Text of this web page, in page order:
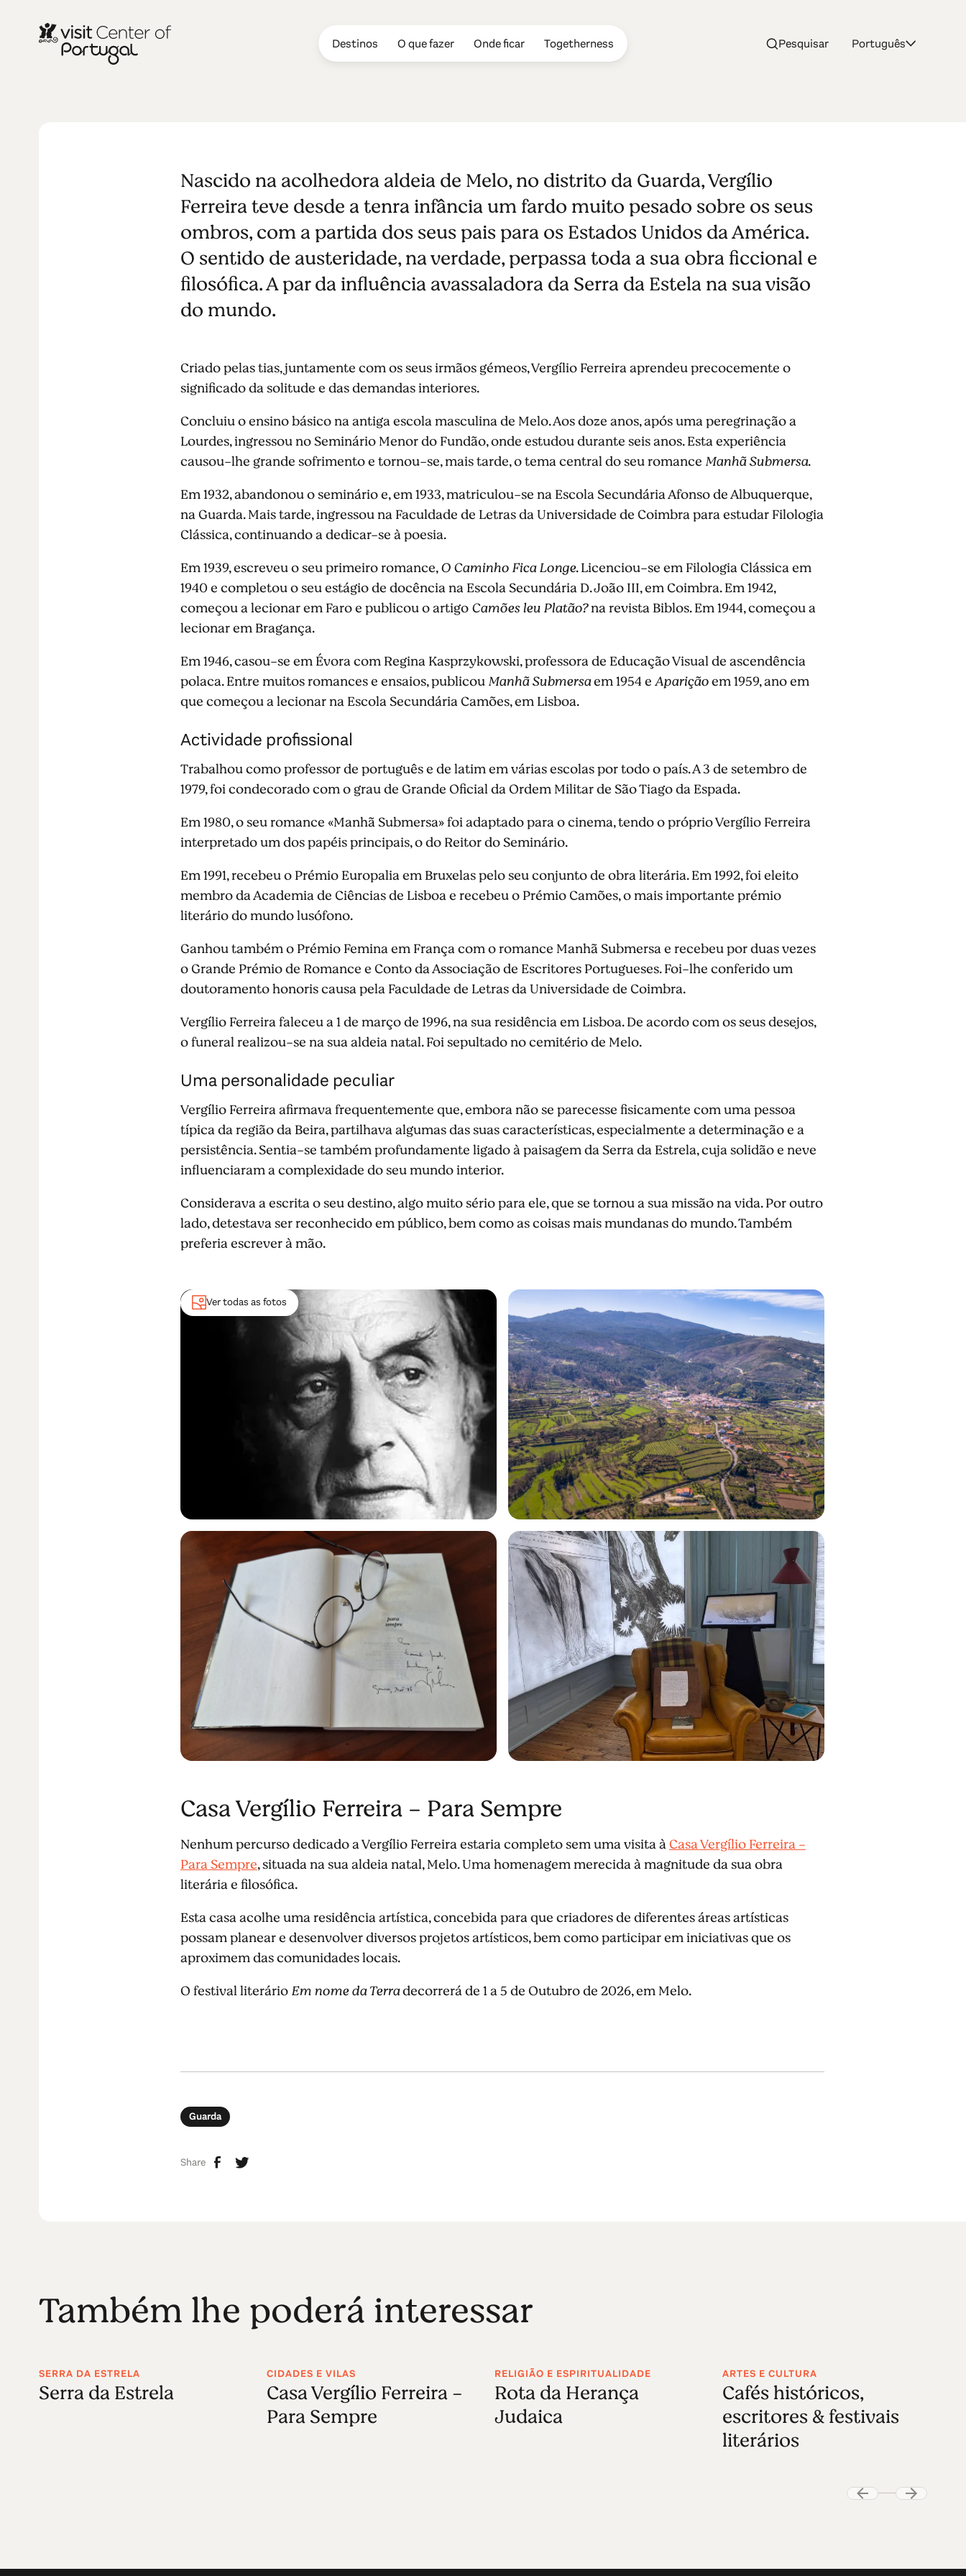
Destinos O que fazer Onde ficar Togetherness Pesquisar Português
Vergílio Ferreira
Nascido na acolhedora aldeia de Melo, no distrito da Guarda, Vergílio
Ferreira teve desde a tenra infância um fardo muito pesado sobre os seus
ombros, com a partida dos seus pais para os Estados Unidos da América.
O sentido de austeridade, na verdade, perpassa toda a sua obra ficcional e
filosófica. A par da influência avassaladora da Serra da Estela na sua visão
do mundo.
Criado pelas tias, juntamente com os seus irmãos gémeos, Vergílio Ferreira aprendeu precocemente o
significado da solitude e das demandas interiores.
Concluiu o ensino básico na antiga escola masculina de Melo. Aos doze anos, após uma peregrinação a
Lourdes, ingressou no Seminário Menor do Fundão, onde estudou durante seis anos. Esta experiência
causou-lhe grande sofrimento e tornou-se, mais tarde, o tema central do seu romance Manhã Submersa.
Em 1932, abandonou o seminário e, em 1933, matriculou-se na Escola Secundária Afonso de Albuquerque,
na Guarda. Mais tarde, ingressou na Faculdade de Letras da Universidade de Coimbra para estudar Filologia
Clássica, continuando a dedicar-se à poesia.
Em 1939, escreveu o seu primeiro romance,O Caminho Fica Longe. Licenciou-se em Filologia Clássica em
1940 e completou o seu estágio de docência na Escola Secundária D. João III, em Coimbra. Em 1942,
começou a lecionar em Faro e publicou o artigoCamões leu Platão?na revista Biblos. Em 1944, começou a
lecionar em Bragança.
Em 1946, casou-se em Évora com Regina Kasprzykowski, professora de Educação Visual de ascendência
polaca. Entre muitos romances e ensaios, publicouManhã Submersaem 1954 eApariçãoem 1959, ano em
que começou a lecionar na Escola Secundária Camões, em Lisboa.
Actividade profissional
Trabalhou como professor de português e de latim em várias escolas por todo o país. A 3 de setembro de
1979, foi condecorado com o grau de Grande Oficial da Ordem Militar de São Tiago da Espada.
Em 1980, o seu romance «Manhã Submersa» foi adaptado para o cinema, tendo o próprio Vergílio Ferreira
interpretado um dos papéis principais, o do Reitor do Seminário.
Em 1991, recebeu o Prémio Europalia em Bruxelas pelo seu conjunto de obra literária. Em 1992, foi eleito
membro da Academia de Ciências de Lisboa e recebeu o Prémio Camões, o mais importante prémio
literário do mundo lusófono.
Ganhou também o Prémio Femina em França com o romance Manhã Submersa e recebeu por duas vezes
o Grande Prémio de Romance e Conto da Associação de Escritores Portugueses. Foi-lhe conferido um
doutoramento honoris causa pela Faculdade de Letras da Universidade de Coimbra.
Vergílio Ferreira faleceu a 1 de março de 1996, na sua residência em Lisboa. De acordo com os seus desejos,
o funeral realizou-se na sua aldeia natal. Foi sepultado no cemitério de Melo.
Uma personalidade peculiar
Vergílio Ferreira afirmava frequentemente que, embora não se parecesse fisicamente com uma pessoa
típica da região da Beira, partilhava algumas das suas características, especialmente a determinação e a
persistência. Sentia-se também profundamente ligado à paisagem da Serra da Estrela, cuja solidão e neve
influenciaram a complexidade do seu mundo interior.
Considerava a escrita o seu destino, algo muito sério para ele, que se tornou a sua missão na vida. Por outro
lado, detestava ser reconhecido em público, bem como as coisas mais mundanas do mundo. Também
preferia escrever à mão.
Ver todas as fotos
Casa Vergílio Ferreira - Para Sempre
Nenhum percurso dedicado a Vergílio Ferreira estaria completo sem uma visita àCasa Vergílio Ferreira -
Para Sempre, situada na sua aldeia natal, Melo. Uma homenagem merecida à magnitude da sua obra
literária e filosófica.
Esta casa acolhe uma residência artística, concebida para que criadores de diferentes áreas artísticas
possam planear e desenvolver diversos projetos artísticos, bem como participar em iniciativas que os
aproximem das comunidades locais.
O festival literárioEm nome da Terradecorrerá de 1 a 5 de Outubro de 2026, em Melo.
Guarda
Share
Também lhe poderá interessar
SERRA DA ESTRELA
Serra da Estrela
CIDADES E VILAS
Casa Vergílio Ferreira -
Para Sempre
RELIGIÃO E ESPIRITUALIDADE
Rota da Herança
Judaica
ARTES E CULTURA
Cafés históricos,
escritores & festivais
literários